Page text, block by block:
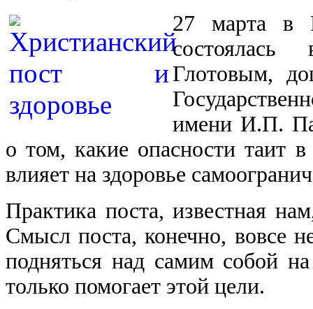
27 марта в
Глотовым,
имени И.П.
о том, какие опасности таит
влияет на здоровье
Практика поста, известная
Смысл поста, конечно, вовсе
подняться над самим собой
только помогает этой цели.